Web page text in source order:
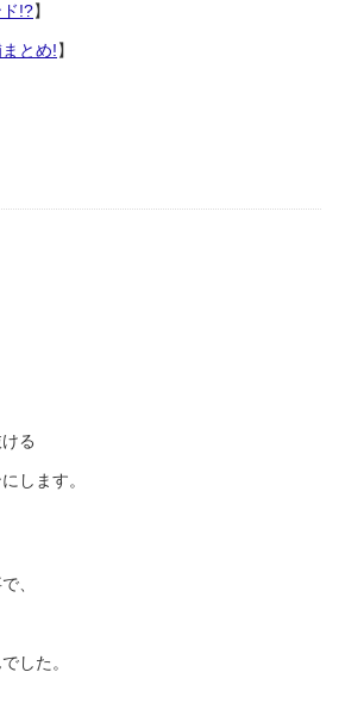
!?】
とめ!】
る
します。
、
した。